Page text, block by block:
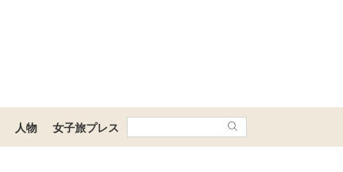
人物 女子旅プレス